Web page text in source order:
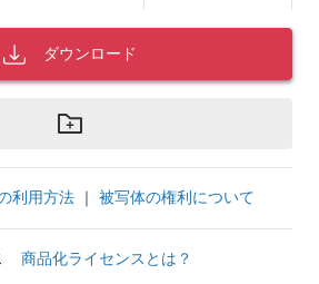
ダウンロード
利用方法 ｜ 被写体の権利について
商品化ライセンスとは？